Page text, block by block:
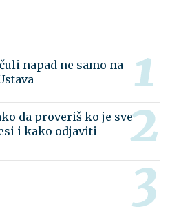
napad ne samo na
da proveriš ko je sve
i kako odjaviti